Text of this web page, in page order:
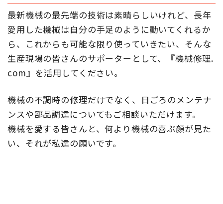
最新機械の最先端の技術は素晴らしいけれど、長年
愛用した機械は自分の手足のように動いてくれるか
ら、これからも可能な限り使っていきたい、そんな
生産現場の皆さんのサポーターとして、『機械修理.
com』を活用してください。
機械の不調時の修理だけでなく、日ごろのメンテナ
ンスや部品調達についてもご相談いただけます。
機械を愛する皆さんと、何より機械の喜ぶ顔が見た
い、それが私達の願いです。